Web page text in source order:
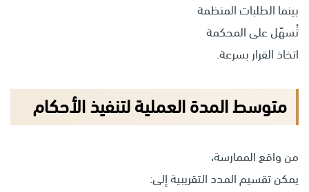
بينما الطلبات المنظمة
تُسهّل على المحكمة
اتخاذ القرار بسرعة.
متوسط المدة العملية لتنفيذ الأحكام
من واقع الممارسة،
يمكن تقسيم المدد التقريبية إلى: